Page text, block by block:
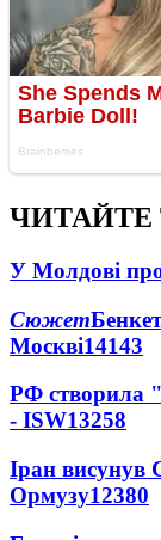
ЧИТАЙТЕ
У Молдові
Сюжет
Москві14143
РФ створила
- ISW13258
Іран
Ормузу12380